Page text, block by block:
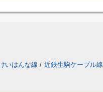
いはんな線 / 近鉄生駒ケーブル線